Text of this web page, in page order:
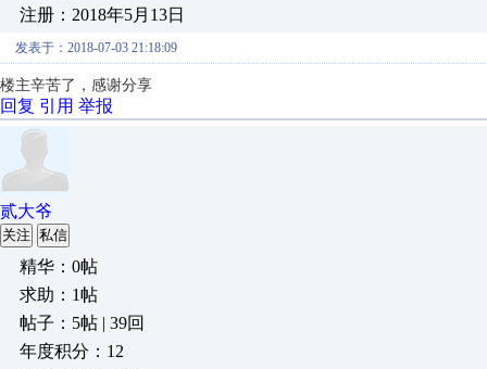
注册：2018年5月13日
发表于：2018-07-03 21:18:09
楼主辛苦了，感谢分享
回复 引用 举报
贰大爷
关注 私信
精华：0帖
求助：1帖
帖子：5帖 | 39回
年度积分：12